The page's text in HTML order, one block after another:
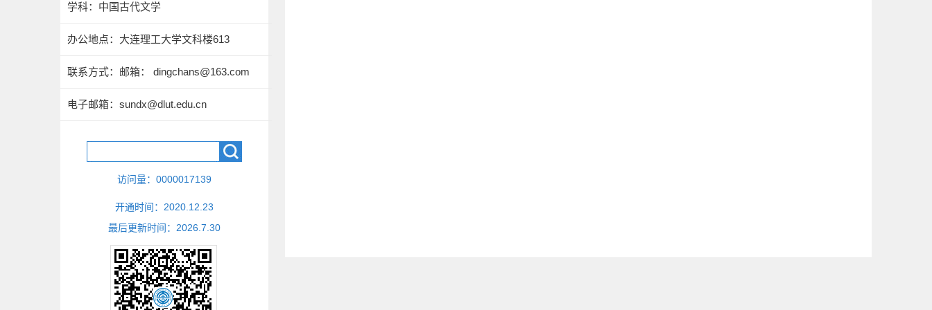
学科：中国古代文学
办公地点：大连理工大学文科楼613
联系方式： 邮箱： dingchans@163.com
电子邮箱： sundx@dlut.edu.cn
访问量： 0000017139
开通时间： 2020 12 23
最后更新时间： 2026 7 30